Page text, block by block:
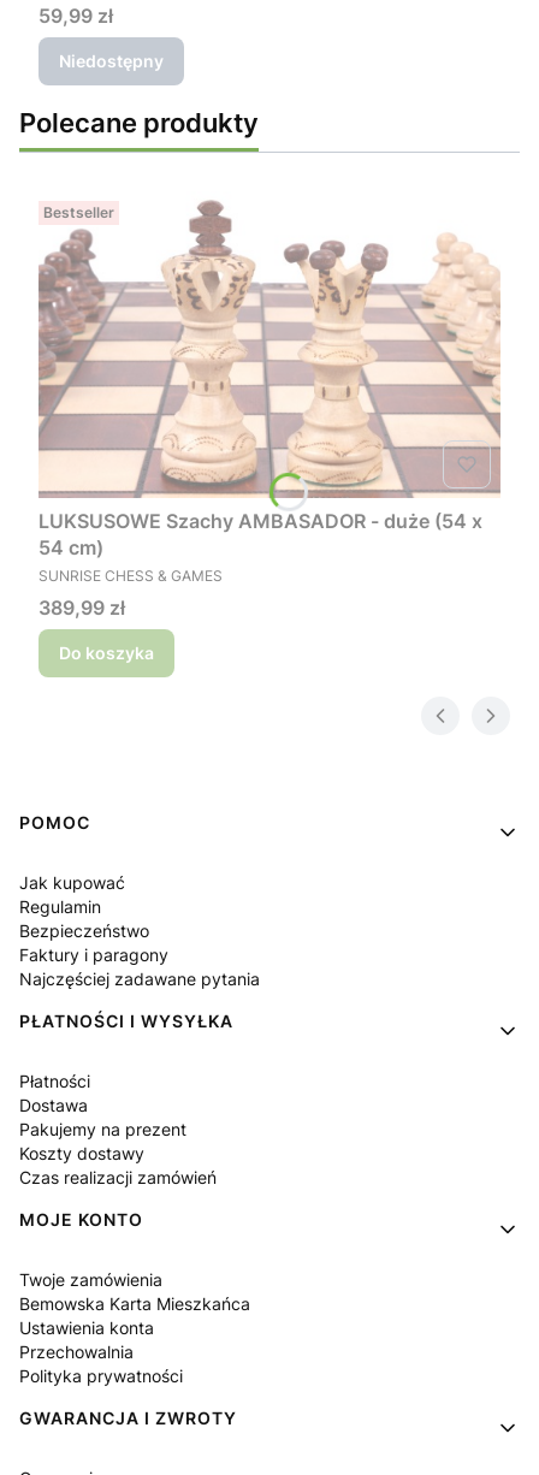
Cena
59,99 zł
Niedostępny
Polecane produkty
Bestseller
LUKSUSOWE Szachy AMBASADOR - duże (54 x
54 cm)
PRODUCENT
SUNRISE CHESS & GAMES
Cena
389,99 zł
Do koszyka
Linki w stopce
POMOC
Jak kupować
Regulamin
Bezpieczeństwo
Faktury i paragony
Najczęściej zadawane pytania
PŁATNOŚCI I WYSYŁKA
Płatności
Dostawa
Pakujemy na prezent
Koszty dostawy
Czas realizacji zamówień
MOJE KONTO
Twoje zamówienia
Bemowska Karta Mieszkańca
Ustawienia konta
Przechowalnia
Polityka prywatności
GWARANCJA I ZWROTY